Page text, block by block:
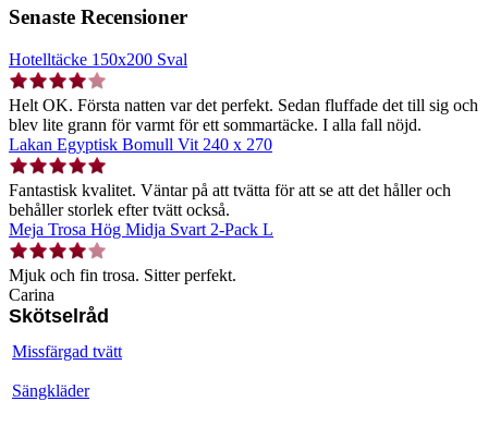
Senaste Recensioner
Hotelltäcke 150x200 Sval
Helt OK. Första natten var det perfekt. Sedan fluffade det till sig och
blev lite grann för varmt för ett sommartäcke. I alla fall nöjd.
Lakan Egyptisk Bomull Vit 240 x 270
Fantastisk kvalitet. Väntar på att tvätta för att se att det håller och
behåller storlek efter tvätt också.
Meja Trosa Hög Midja Svart 2-Pack L
Mjuk och fin trosa. Sitter perfekt.
Carina
Skötselråd
Missfärgad tvätt
Sängkläder